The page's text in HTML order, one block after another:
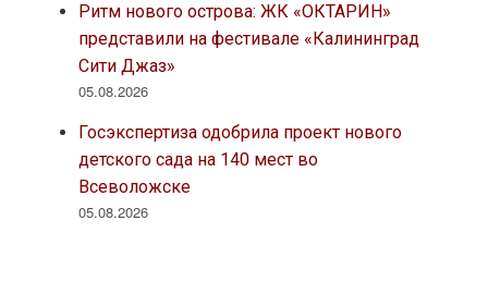
Ритм нового острова: ЖК «ОКТАРИН»
представили на фестивале «Калининград
Сити Джаз»
05.08.2026
Госэкспертиза одобрила проект нового
детского сада на 140 мест во
Всеволожске
05.08.2026